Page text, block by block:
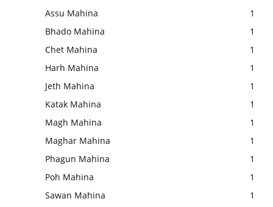
Assu Mahina
1
Bhado Mahina
1
Chet Mahina
1
Harh Mahina
1
Jeth Mahina
1
Katak Mahina
1
Magh Mahina
1
Maghar Mahina
1
Phagun Mahina
1
Poh Mahina
1
Sawan Mahina
1